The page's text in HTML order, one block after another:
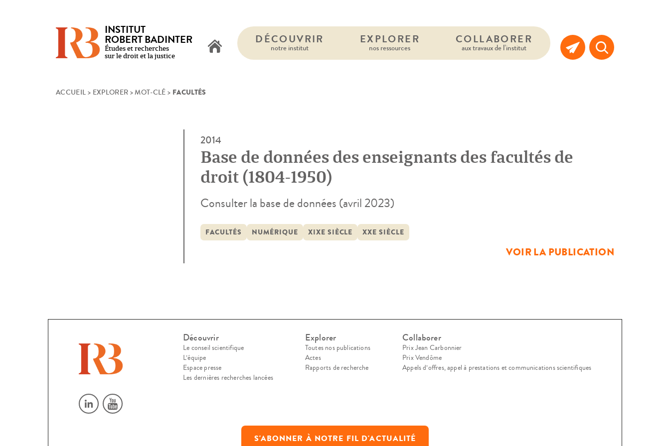
INSTITUT
ROBERT BADINTER
Études et recherches
sur le droit et la justice
DÉCOUVRIR
notre institut
EXPLORER
nos ressources
COLLABORER
aux travaux de l’institut
ACCUEIL > EXPLORER >MOT-CLÉ > FACULTÉS
2014
Base de données des enseignants des facultés de
droit (1804-1950)
Consulter la base de données (avril 2023)
FACULTÉS NUMÉRIQUE XIXE SIÈCLE XXE SIÈCLE
VOIR LA PUBLICATION
Découvrir
Le conseil scientifique
L’équipe
Espace presse
Les dernières recherches lancées
Explorer
Toutes nos publications
Actes
Rapports de recherche
Collaborer
Prix Jean Carbonnier
Prix Vendôme
Appels d’offres, appel à prestations et communications scientifiques
S'ABONNER À NOTRE FIL D'ACTUALITÉ